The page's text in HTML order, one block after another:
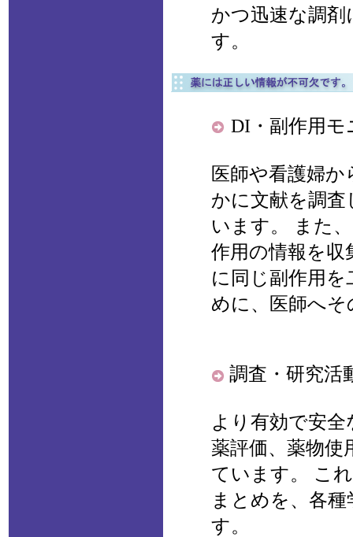
かつ迅速な調
す。
DI・副作用モ
医師や看護婦
かに文献を調
います。 また
作用の情報を収
に同じ副作用
めに、医師へ
調査・研究活
より有効で安
薬評価、薬物使
ています。 こ
まとめを、各
す。